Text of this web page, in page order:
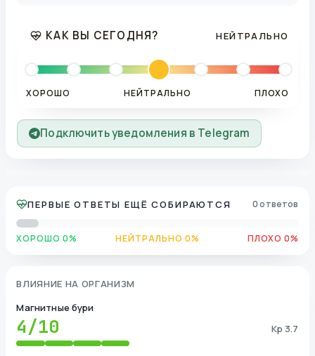
КАК ВЫ СЕГОДНЯ? НЕЙТРАЛЬНО
ХОРОШО НЕЙТРАЛЬНО ПЛОХО
Подключить уведомления в Telegram
ПЕРВЫЕ ОТВЕТЫ ЕЩЁ СОБИРАЮТСЯ 0 ответов
ХОРОШО 0% НЕЙТРАЛЬНО 0% ПЛОХО 0%
ВЛИЯНИЕ НА ОРГАНИЗМ
Магнитные бури
4/10 Kp 3.7